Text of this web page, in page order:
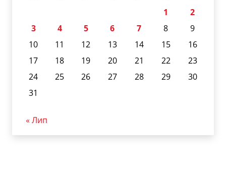
1
2
3
4 5 6 7 8
9
10
11 12 13 14 15
16
17
18 19 20 21 22
23
24
25 26 27 28 29
30
31
« Лип